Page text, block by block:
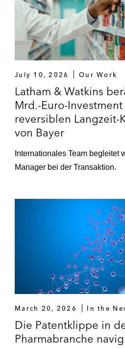
July 10, 2026 Our Work
Latham & Watkins
Mrd.-Euro-
reversiblen Langzeit-
von Bayer
Internationales Team begleitet
Manager bei der Transaktion.
March 20, 2026 In the
Die Patentklippe in
Pharmabranche